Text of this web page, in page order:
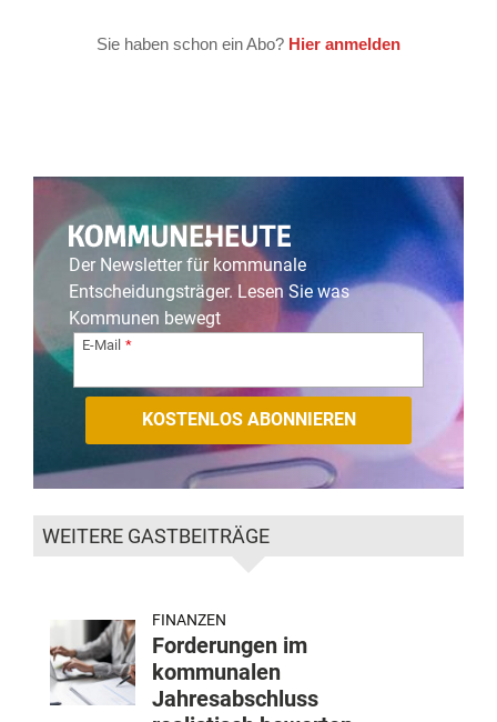
Der Newsletter für kommunale
Entscheidungsträger. Lesen Sie was
Kommunen bewegt
E-Mail
WEITERE GASTBEITRÄGE
FINANZEN
Forderungen im
kommunalen
Jahresabschluss